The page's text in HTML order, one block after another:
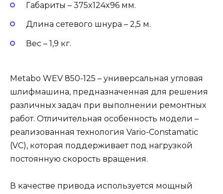
Габариты – 375x124x96 мм.
Длина сетевого шнура – 2,5 м.
Вес – 1,9 кг.
Metabo WEV 850-125 – универсальная угловая
шлифмашина, предназначенная для решения
различных задач при выполнении ремонтных
работ. Отличительная особенность модели –
реализованная технология Vario-Constamatic
(VC), которая поддерживает под нагрузкой
постоянную скорость вращения.
В качестве привода используется мощный